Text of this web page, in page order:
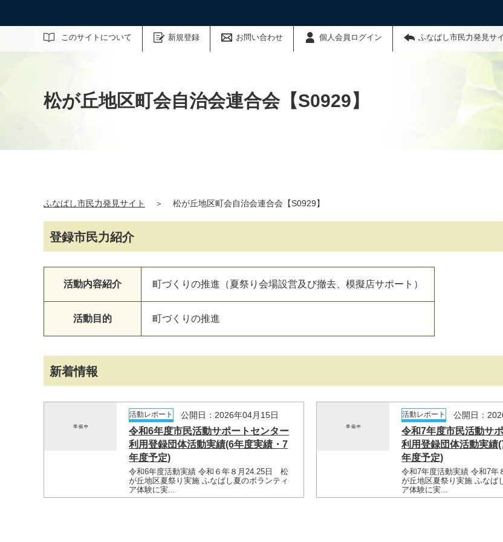
このサイトについて 新規登録 お問い合わせ 個人会員ログイン ふなばし市民力発見サ
サイト内検索
松が丘地区町会自治会連合会【S0929】
ふなばし市民力発見サイト ＞ 松が丘地区町会自治会連合会【S0929】
登録市民力紹介
活動内容紹介 町づくりの推進（夏祭り会場設営及び撤去、模擬店サポート）
活動目的 町づくりの推進
新着情報
活動レポート 公開日：2026年04月15日
令和6年度市民活動サポートセンター
利用登録団体活動実績(6年度実績・7
年度予定)
令和6年度活動実績 令和６年８月24.25日 松
が丘地区夏祭り実施 ふなばし夏のボランティ
ア体験に実...
活動レポート 公開日：
令和7年度市民活動サ
利用登録団体活動実績
年度予定)
令和7年度活動実績 令和7
が丘地区夏祭り実施 ふなば
ア体験に実...